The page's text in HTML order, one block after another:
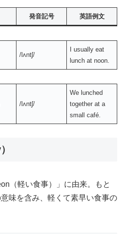
発音記号 英語例文
/lʌntʃ/
I usually eat
lunch at noon.
/lʌntʃ/
We lunched
together at a
small café.
（軽い食事）」に由来。もと
味を含み、軽くて素早い食事の